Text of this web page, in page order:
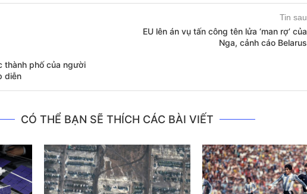
thành phố của người
diễn
Tin sau
EU lên án vụ tấn công tên lửa ‘man rợ’ của
Nga, cảnh cáo Belarus
CÓ THỂ BẠN SẼ THÍCH CÁC BÀI VIẾT